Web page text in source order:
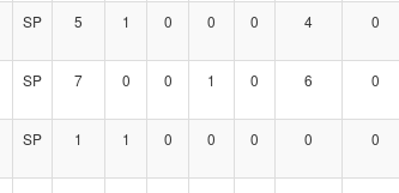
SP 5 1 0 0 0 4 0
SP 7 0 0 1 0 6 0
SP 1 1 0 0 0 0 0